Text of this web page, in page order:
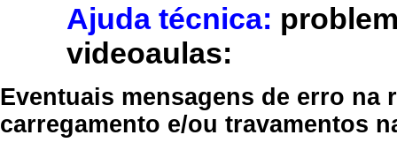
Ajuda técnica:
videoaulas:
Eventuais mensagens de erro
carregamento e/ou travamentos